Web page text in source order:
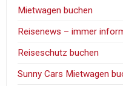
Mietwagen buchen
Reisenews – immer
Reiseschutz buchen
Sunny Cars Mietwagen